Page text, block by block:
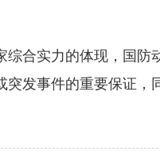
合实力的体现，国防
发事件的重要保证，